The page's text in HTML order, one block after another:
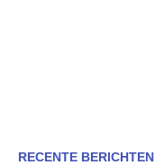
RECENTE BERICHTEN